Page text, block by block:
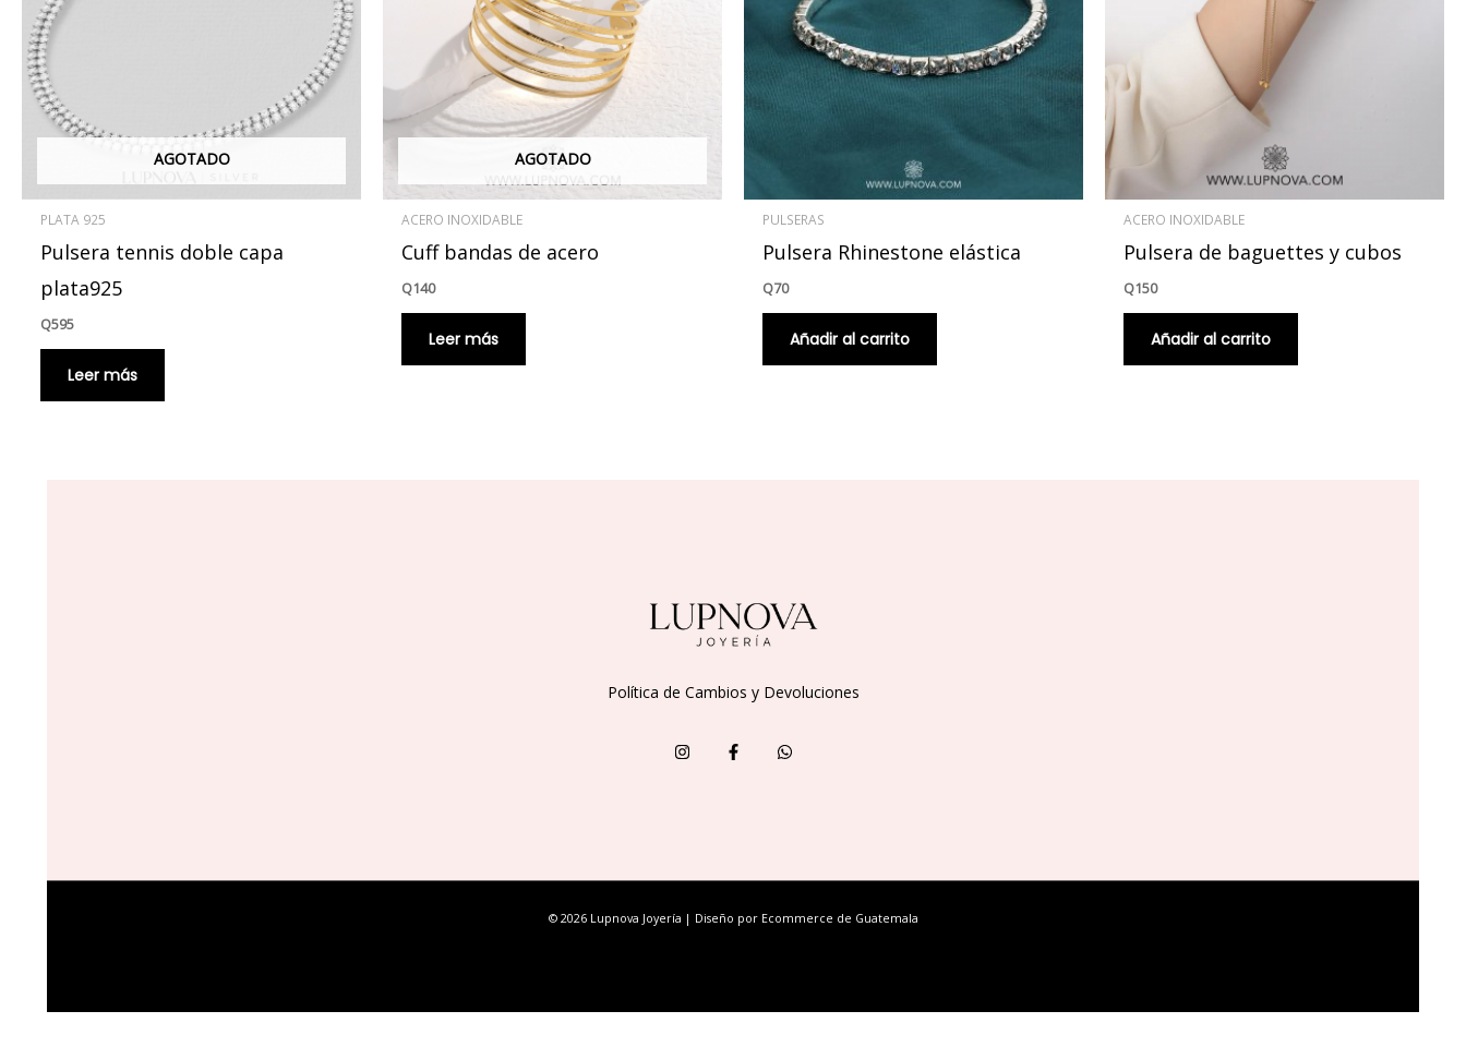
AGOTADO
PLATA 925
Pulsera tennis doble capa
plata925
Q595
Leer más
AGOTADO
ACERO INOXIDABLE
Cuff bandas de acero
Q140
Leer más
PULSERAS
Pulsera Rhinestone elástica
Q70
Añadir al carrito
ACERO INOXIDABLE
Pulsera de baguettes y cubos
Q150
Añadir al carrito
Política de Cambios y Devoluciones
© 2026 Lupnova Joyería | Diseño por Ecommerce de Guatemala